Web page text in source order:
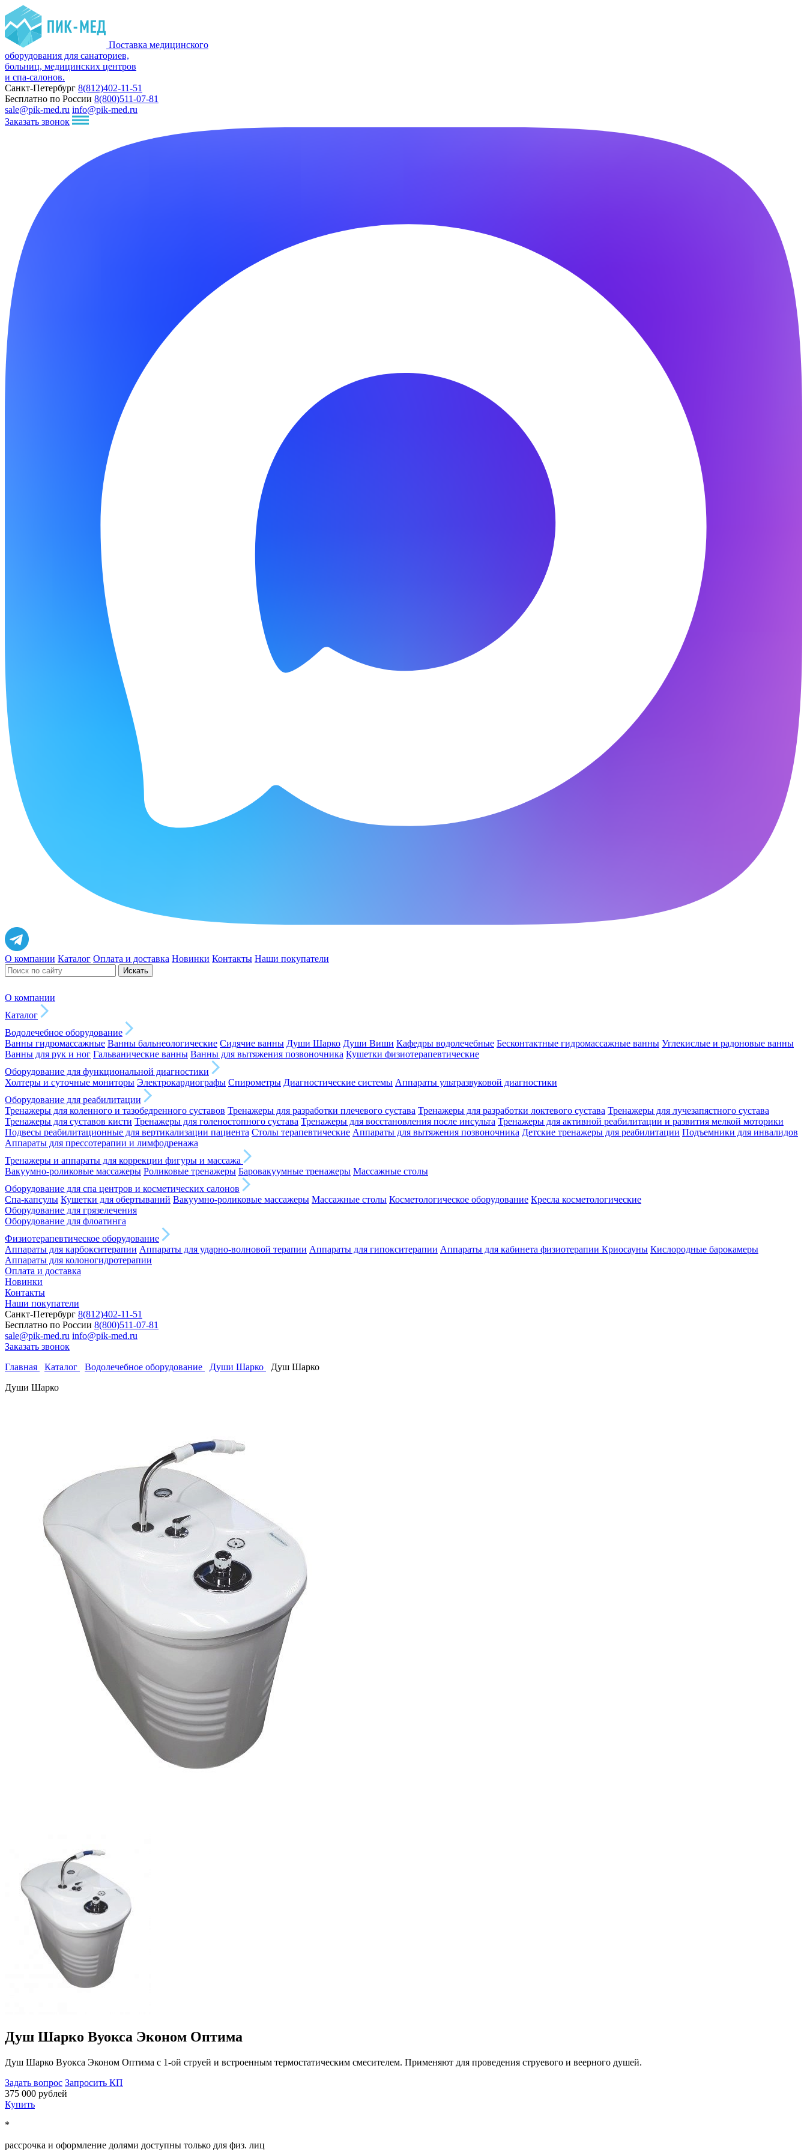
Поставка медицинского
оборудования для санаториев,
больниц, медицинских центров
и спа-салонов.
Санкт-Петербург 8(812)402-11-51
Бесплатно по России 8(800)511-07-81
sale@pik-med.ru info@pik-med.ru
Заказать звонок
О компании Каталог Оплата и доставка Новинки Контакты Наши покупатели
Искать
О компании
Каталог
Водолечебное оборудование
Ванны гидромассажные Ванны бальнеологические Сидячие ванны Души Шарко Души Виши Кафедры водолечебные Бесконтактные гидромассажные ванны Углекислые и радоновые ванны
Ванны для рук и ног Гальванические ванны Ванны для вытяжения позвоночника Кушетки физиотерапевтические
Оборудование для функциональной диагностики
Холтеры и суточные мониторы Электрокардиографы Спирометры Диагностические системы Аппараты ультразвуковой диагностики
Оборудование для реабилитации
Тренажеры для коленного и тазобедренного суставов Тренажеры для разработки плечевого сустава Тренажеры для разработки локтевого сустава Тренажеры для лучезапястного сустава
Тренажеры для суставов кисти Тренажеры для голеностопного сустава Тренажеры для восстановления после инсульта Тренажеры для активной реабилитации и развития мелкой моторики
Подвесы реабилитационные для вертикализации пациента Столы терапевтические Аппараты для вытяжения позвоночника Детские тренажеры для реабилитации Подъемники для инвалидов
Аппараты для прессотерапии и лимфодренажа
Тренажеры и аппараты для коррекции фигуры и массажа
Вакуумно-роликовые массажеры Роликовые тренажеры Баровакуумные тренажеры Массажные столы
Оборудование для спа центров и косметических салонов
Спа-капсулы Кушетки для обертываний Вакуумно-роликовые массажеры Массажные столы Косметологическое оборудование Кресла косметологические
Оборудование для грязелечения
Оборудование для флоатинга
Физиотерапевтическое оборудование
Аппараты для карбокситерапии Аппараты для ударно-волновой терапии Аппараты для гипокситерапии Аппараты для кабинета физиотерапии Криосауны Кислородные барокамеры
Аппараты для колоногидротерапии
Оплата и доставка
Новинки
Контакты
Наши покупатели
Санкт-Петербург 8(812)402-11-51
Бесплатно по России 8(800)511-07-81
sale@pik-med.ru info@pik-med.ru
Заказать звонок
Главная
Каталог Водолечебное оборудование Души Шарко
Душ Шарко
Души Шарко
Душ Шарко Вуокса Эконом Оптима
Душ Шарко Вуокса Эконом Оптима с 1-ой струей и встроенным термостатическим смесителем. Применяют для проведения струевого и веерного душей.
Задать вопрос Запросить КП
375 000 рублей
Купить
*
рассрочка и оформление долями доступны только для физ. лиц